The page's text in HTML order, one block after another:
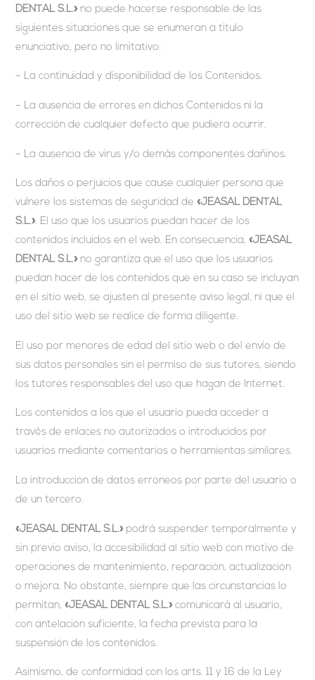
DENTAL S.L.» no puede hacerse responsable de las
siguientes situaciones que se enumeran a título
enunciativo, pero no limitativo:
– La continuidad y disponibilidad de los Contenidos.
– La ausencia de errores en dichos Contenidos ni la
corrección de cualquier defecto que pudiera ocurrir.
– La ausencia de virus y/o demás componentes dañinos.
Los daños o perjuicios que cause cualquier persona que
vulnere los sistemas de seguridad de«JEASAL DENTAL
S.L.». El uso que los usuarios puedan hacer de los
contenidos incluidos en el web. En consecuencia,«JEASAL
DENTAL S.L.» no garantiza que el uso que los usuarios
puedan hacer de los contenidos que en su caso se incluyan
en el sitio web, se ajusten al presente aviso legal, ni que el
uso del sitio web se realice de forma diligente.
El uso por menores de edad del sitio web o del envío de
sus datos personales sin el permiso de sus tutores, siendo
los tutores responsables del uso que hagan de Internet.
Los contenidos a los que el usuario pueda acceder a
través de enlaces no autorizados o introducidos por
usuarios mediante comentarios o herramientas similares.
La introducción de datos erróneos por parte del usuario o
de un tercero.
«JEASAL DENTAL S.L.» podrá suspender temporalmente y
sin previo aviso, la accesibilidad al sitio web con motivo de
operaciones de mantenimiento, reparación, actualización
o mejora. No obstante, siempre que las circunstancias lo
permitan,«JEASAL DENTAL S.L.»comunicará al usuario,
con antelación suficiente, la fecha prevista para la
suspensión de los contenidos.
Asimismo, de conformidad con los arts. 11 y 16 de la Ley